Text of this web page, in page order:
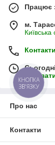
Працює
м.
Контакти
Про нас
Контакти
КНОПКА
ЗВ'ЯЗКУ